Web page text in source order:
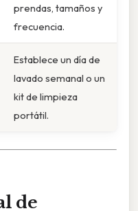
prendas, tamaños y
frecuencia.
Establece un día de
lavado semanal o un
kit de limpieza
portátil.
de